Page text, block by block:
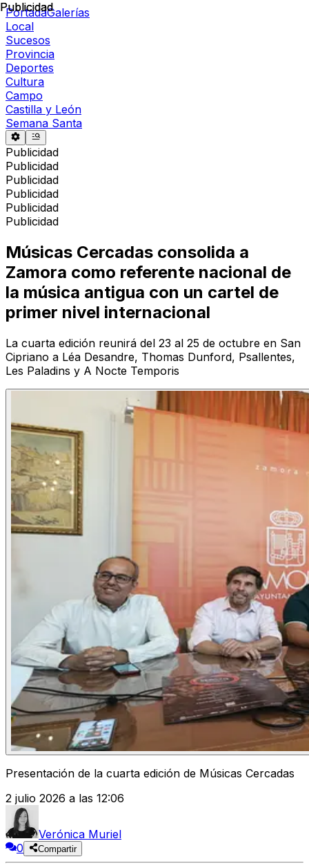
PortadaGalerías
Local
Sucesos
Provincia
Deportes
Cultura
Campo
Castilla y León
Semana Santa
Publicidad
Publicidad
Publicidad
Publicidad
Publicidad
Publicidad
Publicidad
Músicas Cercadas consolida a
Zamora como referente nacional de
la música antigua con un cartel de
primer nivel internacional
La cuarta edición reunirá del 23 al 25 de octubre en San
Cipriano a Léa Desandre, Thomas Dunford, Psallentes,
Les Paladins y A Nocte Temporis
Presentación de la cuarta edición de Músicas Cercadas
2 julio 2026 a las 12:06
Verónica Muriel
0
Compartir
Publicidad